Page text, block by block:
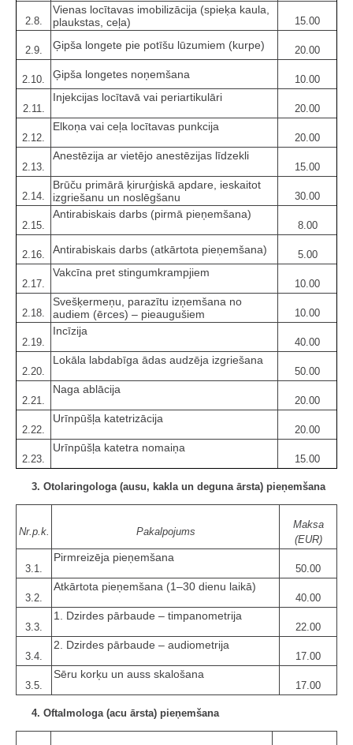
2.8.
Vienas locītavas imobilizācija (spieķa kaula,
plaukstas, ceļa)
15.00
2.9. Ģipša longete pie potīšu lūzumiem (kurpe) 20.00
2.10. Ģipša longetes noņemšana 10.00
2.11.
Injekcijas locītavā vai periartikulāri
20.00
2.12.
Elkoņa vai ceļa locītavas punkcija
20.00
2.13.
Anestēzija ar vietējo anestēzijas līdzekli
15.00
2.14.
Brūču primārā ķirurģiskā apdare, ieskaitot
izgriešanu un noslēgšanu
30.00
2.15.
Antirabiskais darbs (pirmā pieņemšana)
8.00
2.16. Antirabiskais darbs (atkārtota pieņemšana) 5.00
2.17.
Vakcīna pret stingumkrampjiem
10.00
2.18.
Svešķermeņu, parazītu izņemšana no
audiem (ērces) – pieaugušiem
10.00
2.19.
Incīzija
40.00
2.20.
Lokāla labdabīga ādas audzēja izgriešana
50.00
2.21.
Naga ablācija
20.00
2.22.
Urīnpūšļa katetrizācija
20.00
2.23.
Urīnpūšļa katetra nomaiņa
15.00
3. Otolaringologa (ausu, kakla un deguna ārsta) pieņemšana
Nr.p.k. Pakalpojums
Maksa
(EUR)
3.1.
Pirmreizēja pieņemšana
50.00
3.2.
Atkārtota pieņemšana (1–30 dienu laikā)
40.00
3.3.
1. Dzirdes pārbaude – timpanometrija
22.00
3.4.
2. Dzirdes pārbaude – audiometrija
17.00
3.5.
Sēru korķu un auss skalošana
17.00
4. Oftalmologa (acu ārsta) pieņemšana